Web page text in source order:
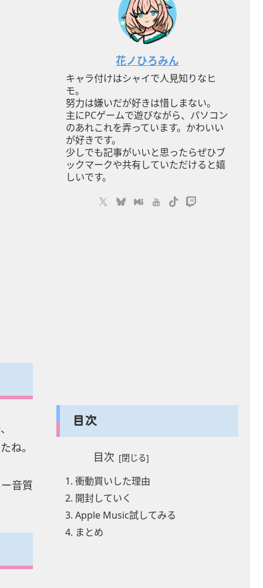
ね。
音質
花ノひろみん
キャラ付けはシャイで人見知りなヒ
モ。
努力は嫌いだが好きは惜しまない。
主にPCゲームで遊びながら、パソコン
のあれこれを弄っています。かわいい
が好きです。
少しでも記事がいいと思ったらぜひブ
ックマークや共有していただけると嬉
しいです。
目次
目次
衝動買いした理由
開封していく
Apple Music試してみる
まとめ